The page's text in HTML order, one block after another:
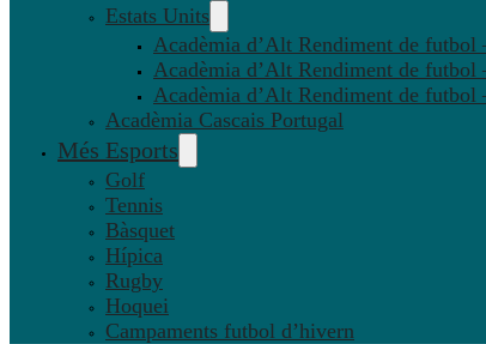
Estats Units
Acadèmia d’Alt Rendiment de futbol
Acadèmia d’Alt Rendiment de futbol
Acadèmia d’Alt Rendiment de
Acadèmia Cascais Portugal
Més Esports
Golf
Tennis
Bàsquet
Hípica
Rugby
Hoquei
Campaments futbol d’hivern